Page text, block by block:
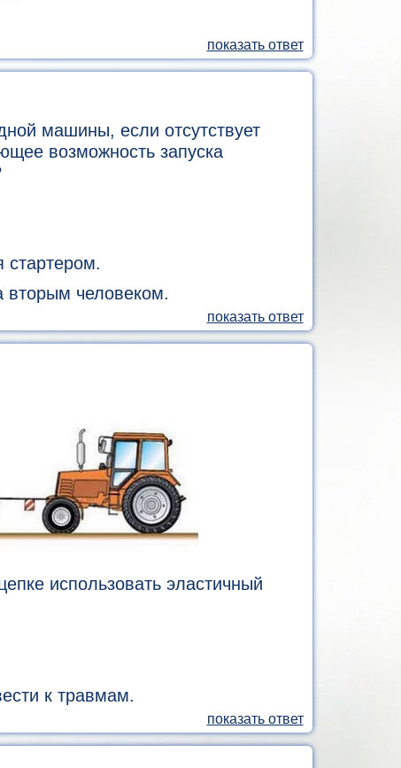
машины, если отсутствует
возможность запуска
стартером.
вторым человеком.
использовать эластичный
к травмам.